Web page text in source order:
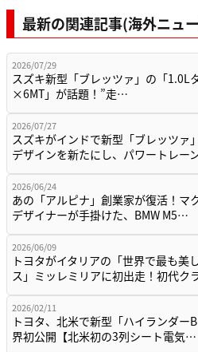
最新の関連記事(海外ニュ
2026/07/29
スズキ新型「ブレッツァ」の「1.0L
×6MT」が話題！”走…
2026/07/27
スズキがインドで新型「ブレッツァ
デザインを新たにし、パワートレー
2026/06/24
あの「アルピナ」創業家が復活！マ
デザイナーが手掛けた、BMW M5…
2026/06/09
トヨタがイタリアの「世界で最も美
ス」ミッレミリアに初出走！初代ク
2026/02/11
トヨタ、北米で新型「ハイランダー
界初公開【北米初の3列シート電気…